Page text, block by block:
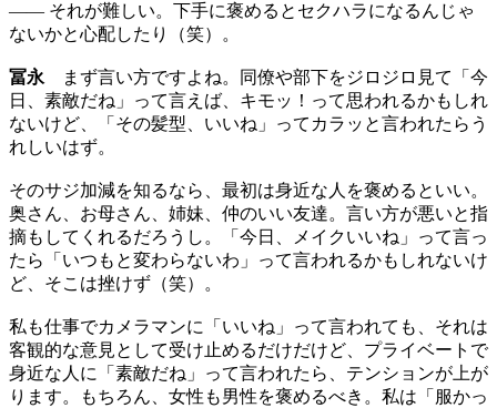
—— それが難しい。下手に褒めるとセクハラになるんじゃ
ないかと心配したり（笑）。
冨永 まず言い方ですよね。同僚や部下をジロジロ見て「今
日、素敵だね」って言えば、キモッ！って思われるかもしれ
ないけど、「その髪型、いいね」ってカラッと言われたらう
れしいはず。
そのサジ加減を知るなら、最初は身近な人を褒めるといい。
奥さん、お母さん、姉妹、仲のいい友達。言い方が悪いと指
摘もしてくれるだろうし。「今日、メイクいいね」って言っ
たら「いつもと変わらないわ」って言われるかもしれないけ
ど、そこは挫けず（笑）。
私も仕事でカメラマンに「いいね」って言われても、それは
客観的な意見として受け止めるだけだけど、プライベートで
身近な人に「素敵だね」って言われたら、テンションが上が
ります。もちろん、女性も男性を褒めるべき。私は「服かっ